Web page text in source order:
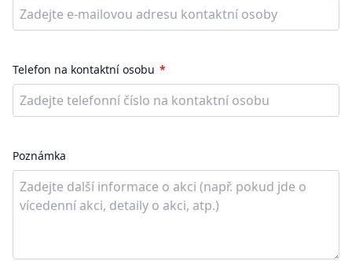
Telefon na kontaktní osobu
Poznámka